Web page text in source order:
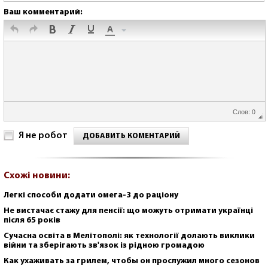
Ваш комментарий:
Слов: 0
Я не робот ДОБАВИТЬ КОМЕНТАРИЙ
Схожі новини:
Легкі способи додати омега-3 до раціону
Не вистачає стажу для пенсії: що можуть отримати українці
після 65 років
Сучасна освіта в Мелітополі: як технології долають виклики
війни та зберігають зв'язок із рідною громадою
Как ухаживать за грилем, чтобы он прослужил много сезонов